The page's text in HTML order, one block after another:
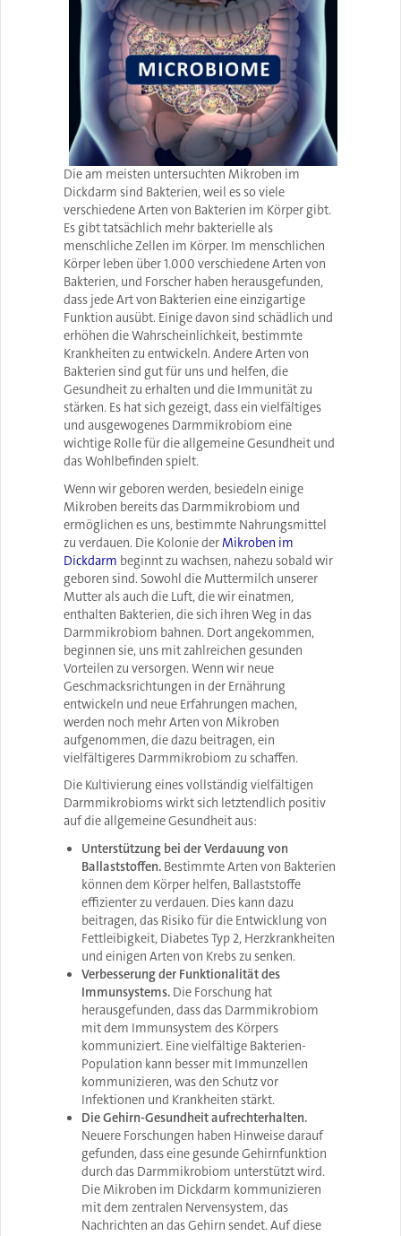
Die am meisten untersuchten Mikroben im
Dickdarm sind Bakterien, weil es so viele
verschiedene Arten von Bakterien im Körper gibt.
Es gibt tatsächlich mehr bakterielle als
menschliche Zellen im Körper. Im menschlichen
Körper leben über 1.000 verschiedene Arten von
Bakterien, und Forscher haben herausgefunden,
dass jede Art von Bakterien eine einzigartige
Funktion ausübt. Einige davon sind schädlich und
erhöhen die Wahrscheinlichkeit, bestimmte
Krankheiten zu entwickeln. Andere Arten von
Bakterien sind gut für uns und helfen, die
Gesundheit zu erhalten und die Immunität zu
stärken. Es hat sich gezeigt, dass ein vielfältiges
und ausgewogenes Darmmikrobiom eine
wichtige Rolle für die allgemeine Gesundheit und
das Wohlbefinden spielt.
Wenn wir geboren werden, besiedeln einige
Mikroben bereits das Darmmikrobiom und
ermöglichen es uns, bestimmte Nahrungsmittel
zu verdauen. Die Kolonie derMikroben im
Dickdarm beginnt zu wachsen, nahezu sobald wir
geboren sind. Sowohl die Muttermilch unserer
Mutter als auch die Luft, die wir einatmen,
enthalten Bakterien, die sich ihren Weg in das
Darmmikrobiom bahnen. Dort angekommen,
beginnen sie, uns mit zahlreichen gesunden
Vorteilen zu versorgen. Wenn wir neue
Geschmacksrichtungen in der Ernährung
entwickeln und neue Erfahrungen machen,
werden noch mehr Arten von Mikroben
aufgenommen, die dazu beitragen, ein
vielfältigeres Darmmikrobiom zu schaffen.
Die Kultivierung eines vollständig vielfältigen
Darmmikrobioms wirkt sich letztendlich positiv
auf die allgemeine Gesundheit aus:
Unterstützung bei der Verdauung von
Ballaststoffen. Bestimmte Arten von Bakterien
können dem Körper helfen, Ballaststoffe
effizienter zu verdauen. Dies kann dazu
beitragen, das Risiko für die Entwicklung von
Fettleibigkeit, Diabetes Typ 2, Herzkrankheiten
und einigen Arten von Krebs zu senken.
Verbesserung der Funktionalität des
Immunsystems. Die Forschung hat
herausgefunden, dass das Darmmikrobiom
mit dem Immunsystem des Körpers
kommuniziert. Eine vielfältige Bakterien-
Population kann besser mit Immunzellen
kommunizieren, was den Schutz vor
Infektionen und Krankheiten stärkt.
Die Gehirn-Gesundheit aufrechterhalten.
Neuere Forschungen haben Hinweise darauf
gefunden, dass eine gesunde Gehirnfunktion
durch das Darmmikrobiom unterstützt wird.
Die Mikroben im Dickdarm kommunizieren
mit dem zentralen Nervensystem, das
Nachrichten an das Gehirn sendet. Auf diese